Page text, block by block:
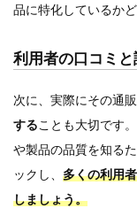
品に特化しているか
利用者の口コミ
次に、実際にその通
することも大切です
や製品の品質を知る
ックし、 多くの利用
しましょう。